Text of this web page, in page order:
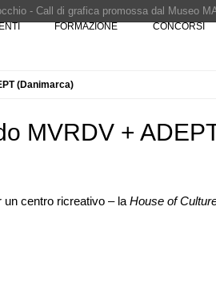
FORMAZIONE CONCORSI
(Danimarca)
MVRDV +
un centro ricreativo – la House of
- Call di grafica promossa dal Museo
- Concorso di product design by